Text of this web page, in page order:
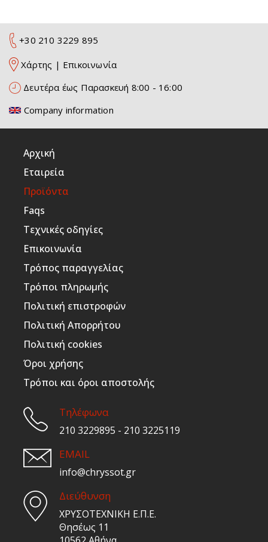
+30 210 3229 895
Χάρτης | Επικοινωνία
Δευτέρα έως Παρασκευή 8:00 - 16:00
Company information
Αρχική
Εταιρεία
Προϊόντα
Faqs
Τεχνικές οδηγίες
Επικοινωνία
Τρόπος παραγγελίας
Τρόποι πληρωμής
Πολιτική επιστροφών
Πολιτική Απορρήτου
Πολιτική cookies
Όροι χρήσης
Τρόποι και όροι αποστολής
Τηλέφωνα
210 3229895 - 210 3225119
EMAIL
info@chryssot.gr
Διεύθυνση
ΧΡΥΣΟΤΕΧΝΙΚΗ Ε.Π.Ε.
Θησέως 11